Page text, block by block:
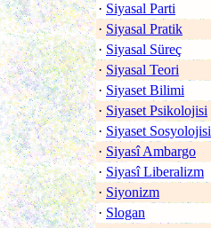
· Siyasal Parti
· Siyasal Pratik
· Siyasal Süreç
· Siyasal Teori
· Siyaset Bilimi
· Siyaset Psikolojisi
· Siyaset Sosyolojisi
· Siyasî Ambargo
· Siyasî Liberalizm
· Siyonizm
· Slogan